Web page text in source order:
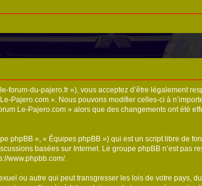
du-pajero.fr »), vous acceptez d’être légalement
Pajero.com ». Nous pouvons modifier celles-ci à
Le-Pajero.com » alors que des changements ont été
phpBB », « Équipes phpBB ») qui est un script libre de
basées sur Internet. Le groupe phpBB n’est pas
www.phpbb.com/.
ou autre qui peut transgresser les lois de votre pays,